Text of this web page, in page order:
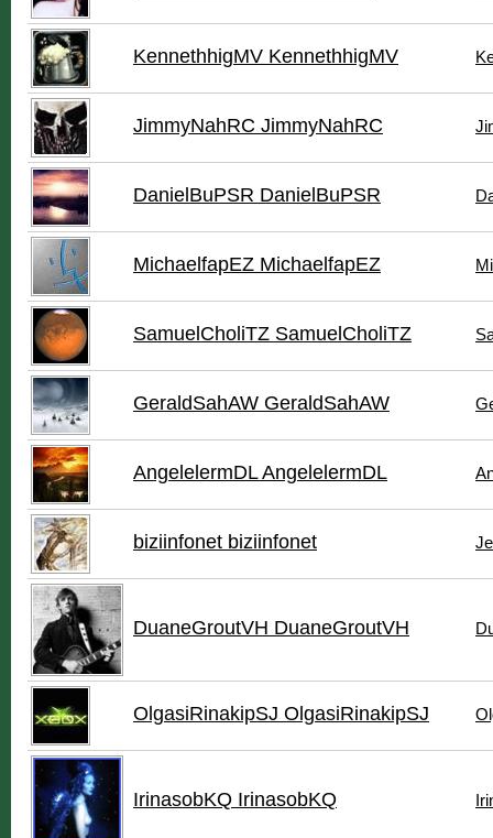
KennethhigMV KennethhigMV
JimmyNahRC JimmyNahRC
DanielBuPSR DanielBuPSR
MichaelfapEZ MichaelfapEZ
SamuelCholiTZ SamuelCholiTZ
GeraldSahAW GeraldSahAW
AngelelermDL AngelelermDL
biziinfonet biziinfonet
DuaneGroutVH DuaneGroutVH
OlgasiRinakipSJ OlgasiRinakipSJ
IrinasobKQ IrinasobKQ